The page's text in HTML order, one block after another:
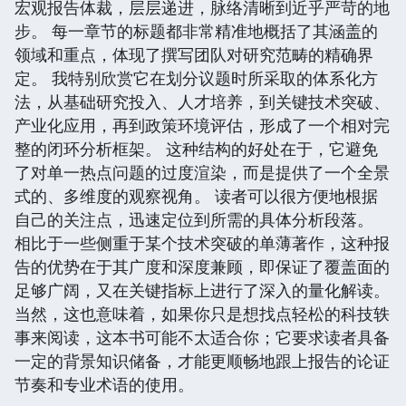
宏观报告体裁，层层递进，脉络清晰到近乎严苛的地
步。 每一章节的标题都非常精准地概括了其涵盖的
领域和重点，体现了撰写团队对研究范畴的精确界
定。 我特别欣赏它在划分议题时所采取的体系化方
法，从基础研究投入、人才培养，到关键技术突破、
产业化应用，再到政策环境评估，形成了一个相对完
整的闭环分析框架。 这种结构的好处在于，它避免
了对单一热点问题的过度渲染，而是提供了一个全景
式的、多维度的观察视角。 读者可以很方便地根据
自己的关注点，迅速定位到所需的具体分析段落。
相比于一些侧重于某个技术突破的单薄著作，这种报
告的优势在于其广度和深度兼顾，即保证了覆盖面的
足够广阔，又在关键指标上进行了深入的量化解读。
当然，这也意味着，如果你只是想找点轻松的科技轶
事来阅读，这本书可能不太适合你；它要求读者具备
一定的背景知识储备，才能更顺畅地跟上报告的论证
节奏和专业术语的使用。